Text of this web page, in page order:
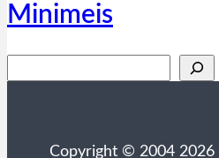
Minimeis
Copyright © 2004 2026